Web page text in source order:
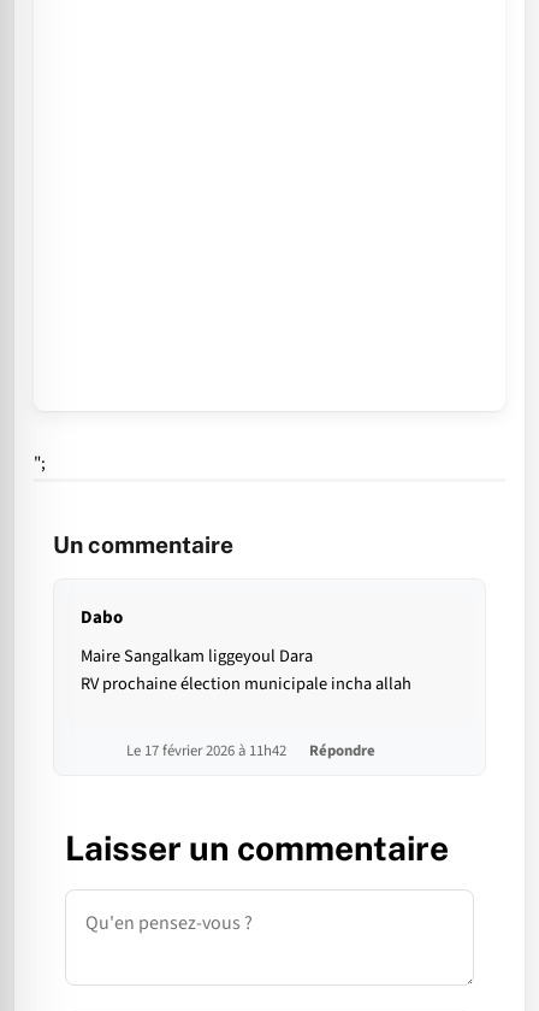
";
Un commentaire
Dabo
Maire Sangalkam liggeyoul Dara
RV prochaine élection municipale incha allah
Le 17 février 2026 à 11h42 Répondre
Laisser un commentaire
Commentaire